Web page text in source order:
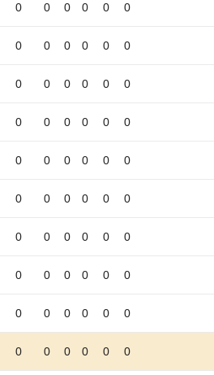
0 0 0 0 0 0
0 0 0 0 0 0
0 0 0 0 0 0
0 0 0 0 0 0
0 0 0 0 0 0
0 0 0 0 0 0
0 0 0 0 0 0
0 0 0 0 0 0
0 0 0 0 0 0
0 0 0 0 0 0